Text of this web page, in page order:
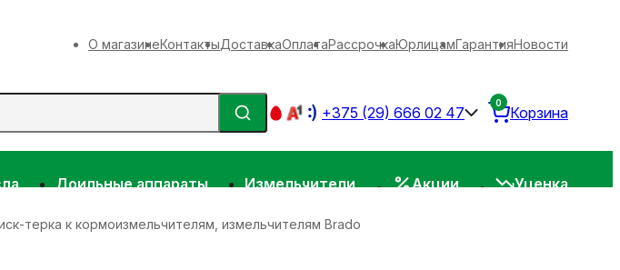
О магазинеКонтактыДоставкаОплатаРассрочкаЮрлицамГарантияНовости
+375 (29) 666 02 47 Корзина
0
Доильные аппараты Измельчители Акции Уценка
терка к кормоизмельчителям, измельчителям Brado